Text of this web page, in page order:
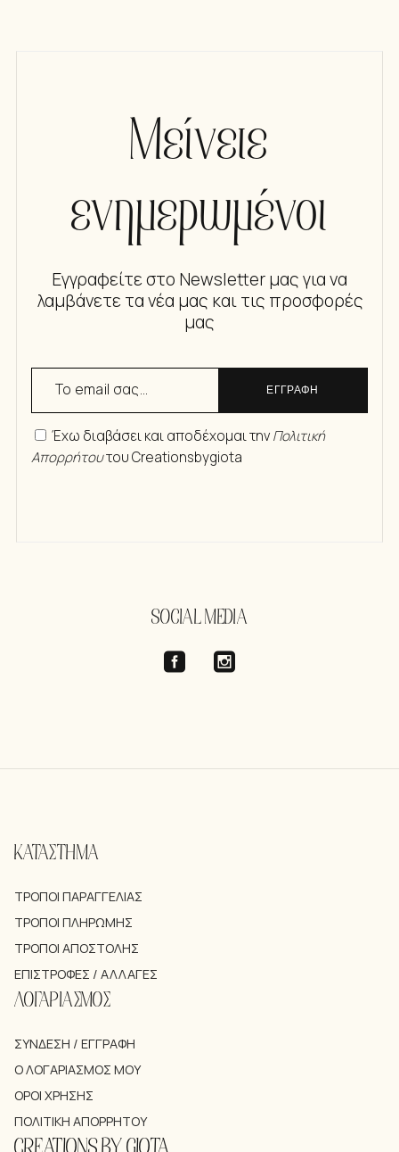
Μείνετε
ενημερωμένοι
Εγγραφείτε στο Newsletter μας για να
λαμβάνετε τα νέα μας και τις προσφορές
μας
ΕΓΓΡΑΦΗ
Έχω διαβάσει και αποδέχομαι τηνΠολιτική
Απορρήτουτου Creationsbygiota
SOCIAL MEDIA
ΚΑΤΑΣΤΗΜΑ
ΤΡΌΠΟΙ ΠΑΡΑΓΓΕΛΊΑΣ
ΤΡΌΠΟΙ ΠΛΗΡΩΜΉΣ
ΤΡΌΠΟΙ ΑΠΟΣΤΟΛΉΣ
ΕΠΙΣΤΡΟΦΈΣ / ΑΛΛΑΓΈΣ
ΛΟΓΑΡΙΑΣΜΟΣ
ΣΎΝΔΕΣΗ / ΕΓΓΡΑΦΉ
Ο ΛΟΓΑΡΙΑΣΜΌΣ ΜΟΥ
ΌΡΟΙ ΧΡΉΣΗΣ
ΠΟΛΙΤΙΚΉ ΑΠΟΡΡΉΤΟΥ